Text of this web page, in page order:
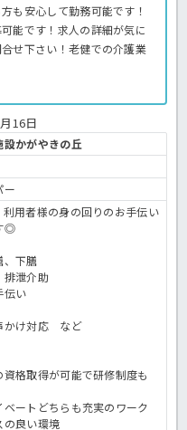
も安心して勤務可能です！
能です！求人の詳細が気に
せ下さい！老健での介護業
16日
かがやきの丘
ー
利用者様の身の回りのお手伝い
◎
下膳
泄介助
伝い
かけ対応 など
格取得が可能で研修制度も
ートどちらも充実のワーク
の良い環境